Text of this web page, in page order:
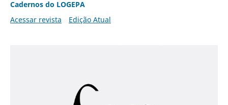
Cadernos do LOGEPA
Acessar revista
Edição Atual